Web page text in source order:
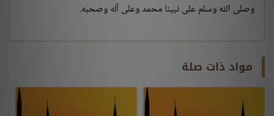
وصلى الله وسلم على نبينا محمد وعلى آله وصحبه.
مواد ذات صلة